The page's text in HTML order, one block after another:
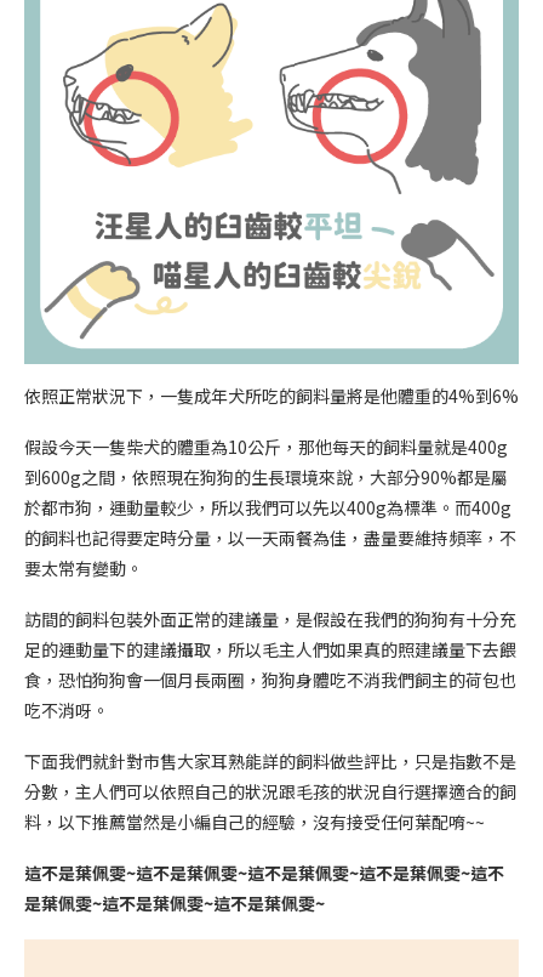
依照正常狀況下，一隻成年犬所吃的飼料量將是他體重的4%到6%
假設今天一隻柴犬的體重為10公斤，那他每天的飼料量就是400g
到600g之間，依照現在狗狗的生長環境來說，大部分90%都是屬
於都市狗，運動量較少，所以我們可以先以400g為標準。而400g
的飼料也記得要定時分量，以一天兩餐為佳，盡量要維持頻率，不
要太常有變動。
訪間的飼料包裝外面正常的建議量，是假設在我們的狗狗有十分充
足的運動量下的建議攝取，所以毛主人們如果真的照建議量下去餵
食，恐怕狗狗會一個月長兩圈，狗狗身體吃不消我們飼主的荷包也
吃不消呀。
下面我們就針對市售大家耳熟能詳的飼料做些評比，只是指數不是
分數，主人們可以依照自己的狀況跟毛孩的狀況自行選擇適合的飼
料，以下推薦當然是小編自己的經驗，沒有接受任何葉配唷~~
這不是葉佩雯~這不是葉佩雯~這不是葉佩雯~這不是葉佩雯~這不
是葉佩雯~這不是葉佩雯~這不是葉佩雯~